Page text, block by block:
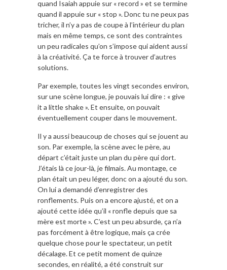
quand Isaiah appuie sur « record » et se termine
quand il appuie sur « stop ». Donc tu ne peux pas
tricher, il n’y a pas de coupe à l’intérieur du plan
mais en même temps, ce sont des contraintes
un peu radicales qu’on s’impose qui aident aussi
à la créativité. Ça te force à trouver d’autres
solutions.
Par exemple, toutes les vingt secondes environ,
sur une scène longue, je pouvais lui dire : « give
it a little shake ». Et ensuite, on pouvait
éventuellement couper dans le mouvement.
Il y a aussi beaucoup de choses qui se jouent au
son. Par exemple, la scène avec le père, au
départ c’était juste un plan du père qui dort.
J’étais là ce jour-là, je filmais. Au montage, ce
plan était un peu léger, donc on a ajouté du son.
On lui a demandé d’enregistrer des
ronflements. Puis on a encore ajusté, et on a
ajouté cette idée qu’il « ronfle depuis que sa
mère est morte ». C’est un peu absurde, ça n’a
pas forcément à être logique, mais ça crée
quelque chose pour le spectateur, un petit
décalage. Et ce petit moment de quinze
secondes, en réalité, a été construit sur